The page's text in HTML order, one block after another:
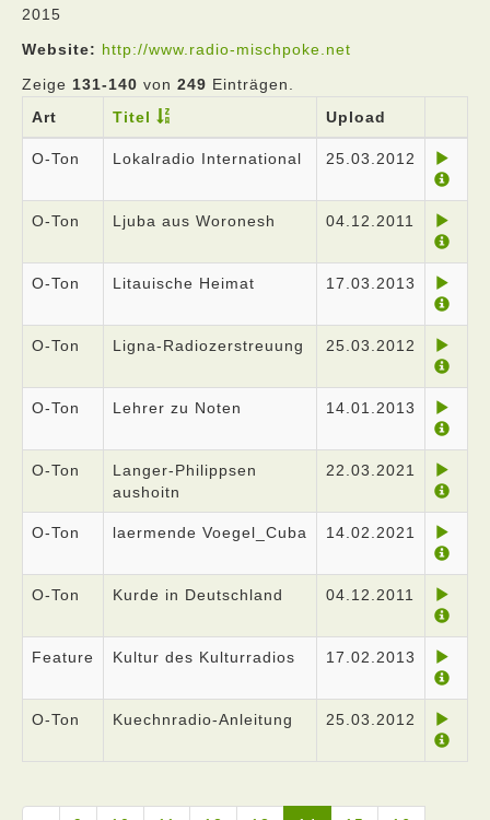
2015
Website: http://www.radio-mischpoke.net
Zeige 131-140 von 249 Einträgen.
Art
Titel Upload
O-Ton Lokalradio International 25.03.2012
O-Ton Ljuba aus Woronesh 04.12.2011
O-Ton Litauische Heimat 17.03.2013
O-Ton Ligna-Radiozerstreuung 25.03.2012
O-Ton Lehrer zu Noten 14.01.2013
O-Ton
Langer-Philippsen
aushoitn
22.03.2021
O-Ton laermende Voegel_Cuba 14.02.2021
O-Ton Kurde in Deutschland 04.12.2011
Feature Kultur des Kulturradios 17.02.2013
O-Ton Kuechnradio-Anleitung 25.03.2012